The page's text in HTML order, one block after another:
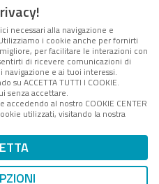
telematica iscritta
del Tribunale di Roma -
- Direttore resp. Michela
a Direzione e
S.p.A. - FPA s.r.l.
il sistema di management
- R.E.A. Roma
ISP AWS
del sito
necessari alla navigazione e
i cookie anche per fornirti
per facilitare le interazioni con
di ricevere comunicazioni di
e ai tuoi interessi.
su ACCETTA TUTTI I COOKIE.
senza accettare.
al nostro COOKIE CENTER
utilizzati, visitando la nostra